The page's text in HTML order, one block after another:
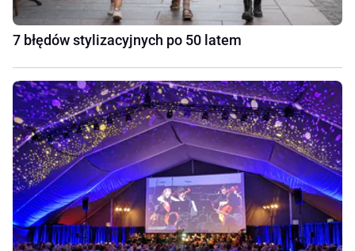
7 błędów stylizacyjnych po 50 latem